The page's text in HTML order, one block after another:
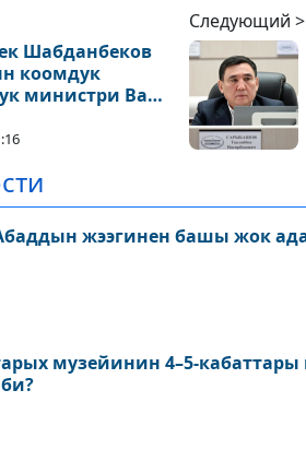
Шабданбеков
коомдук
министри Ван
Следующий >
жээгинен башы жок
музейинин 4–5-